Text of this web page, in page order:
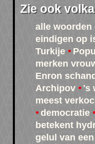
Zie ook
alle woorden
eindigen op
Turkije
merken
Enron
Archipov
's
meest
democratie
betekent
gelul van